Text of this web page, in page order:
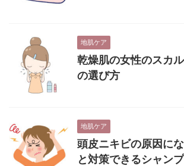
地肌ケア
乾燥肌の女性のスカ
の選び方
地肌ケア
頭皮ニキビの原因に
と対策できるシャン